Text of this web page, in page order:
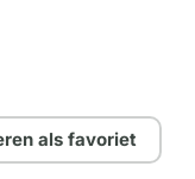
als favoriet